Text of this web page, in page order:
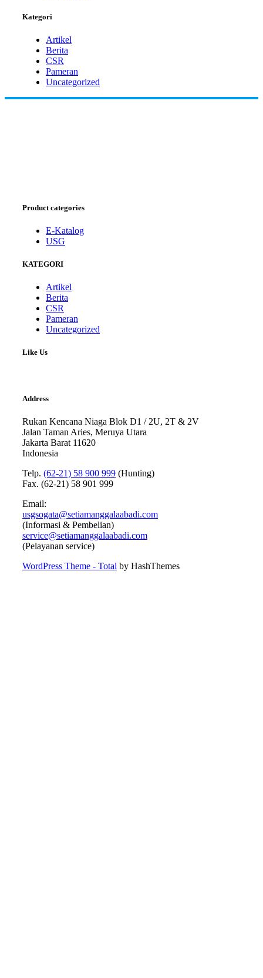
Kategori
Artikel
Berita
CSR
Pameran
Uncategorized
Product categories
E-Katalog
USG
KATEGORI
Artikel
Berita
CSR
Pameran
Uncategorized
Like Us
Address
Rukan Kencana Niaga Blok D1 / 2U, 2T & 2V
Jalan Taman Aries, Meruya Utara
Jakarta Barat 11620
Indonesia
Telp. (62-21) 58 900 999 (Hunting)
Fax. (62-21) 58 901 999
Email:
usgsogata@setiamanggalaabadi.com
(Informasi & Pembelian)
service@setiamanggalaabadi.com
(Pelayanan service)
WordPress Theme - Total by HashThemes